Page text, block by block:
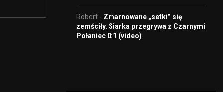
Robert - Zmarnowane „setki” się
zemściły. Siarka przegrywa z Czarnymi
Połaniec 0:1 (video)